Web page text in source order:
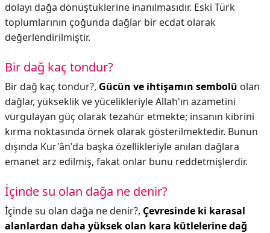
dolayı dağa dönüştüklerine inanılmasıdır. Eski Türk
toplumlarının çoğunda dağlar bir ecdat olarak
değerlendirilmiştir.
Bir dağ kaç tondur?
Bir dağ kaç tondur?, Gücün ve ihtişamın sembolü olan
dağlar, yükseklik ve yücelikleriyle Allah'ın azametini
vurgulayan güç olarak tezahür etmekte; insanın kibrini
kırma noktasında örnek olarak gösterilmektedir. Bunun
dışında Kur'ân'da başka özellikleriyle anılan dağlara
emanet arz edilmiş, fakat onlar bunu reddetmişlerdir.
İçinde su olan dağa ne denir?
İçinde su olan dağa ne denir?, Çevresinde ki karasal
alanlardan daha yüksek olan kara kütlelerine dağ